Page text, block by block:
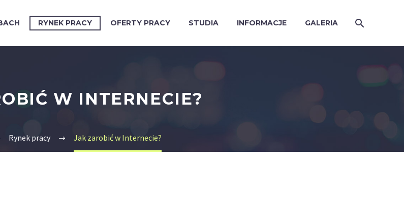
RYNEK PRACY OFERTY PRACY STUDIA INFORMACJE GALERIA
W INTERNECIE?
Rynek pracy Jak zarobić w Internecie?